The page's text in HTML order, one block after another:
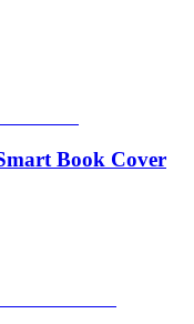
Book Cover